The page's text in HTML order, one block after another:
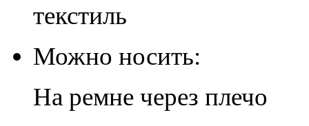
текстиль
Можно носить:
На ремне через плечо